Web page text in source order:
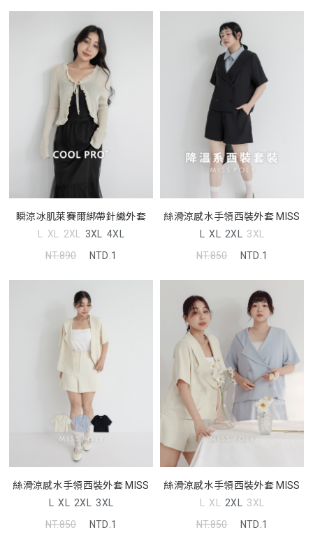
瞬涼冰肌萊賽爾綁帶針織外套
L XL 2XL 3XL 4XL
NT.890
NTD.1
絲滑涼感水手領西裝外套 MISS
L XL 2XL 3XL
NT.850
NTD.1
絲滑涼感水手領西裝外套 MISS
L XL 2XL 3XL
NT.850
NTD.1
絲滑涼感水手領西裝外套 MISS
L XL 2XL 3XL
NT.850
NTD.1